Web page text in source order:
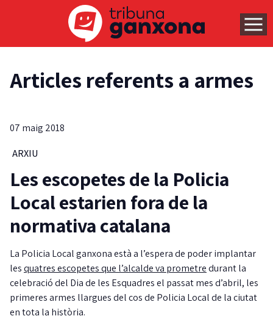
Articles referents a armes
07 maig 2018
ARXIU
Les escopetes de la Policia
Local estarien fora de la
normativa catalana
La Policia Local ganxona està a l’espera de poder implantar
lesquatres escopetes que l’alcalde va prometredurant la
celebració del Dia de les Esquadres el passat mes d’abril, les
primeres armes llargues del cos de Policia Local de la ciutat
en tota la història.